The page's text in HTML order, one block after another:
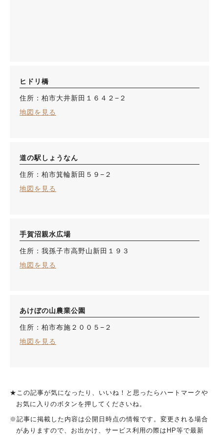
ヒドリ橋
住所：柏市大井新田１６４２−２
地図を見る
道の駅しょうなん
住所：柏市箕輪新田５９−２
地図を見る
手賀沼親水広場
住所：我孫子市高野山新田１９３
地図を見る
あけぼの山農業公園
住所：柏市布施２００５−２
地図を見る
★この記事が気になったり、いいね！と思ったらハートマークや
お気に入りのボタンを押してくださいね。
※記事に掲載した内容は公開日時点の情報です。変更される場合
がありますので、お出かけ、サービス利用の際はHP等で最新